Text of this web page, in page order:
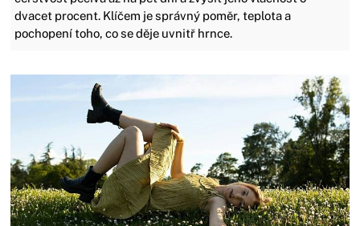
dvacet procent. Klíčem je správný poměr, teplota a
pochopení toho, co se děje uvnitř hrnce.